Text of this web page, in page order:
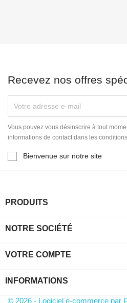
Recevez nos offres
Vous pouvez vous désinscrire à tout
informations de contact dans les
Bienvenue sur notre site
PRODUITS
NOTRE SOCIÉTÉ
VOTRE COMPTE
INFORMATIONS
© 2026 - Logiciel e-commerce par